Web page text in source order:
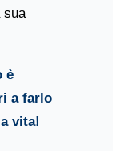
sua
è
a farlo
vita!